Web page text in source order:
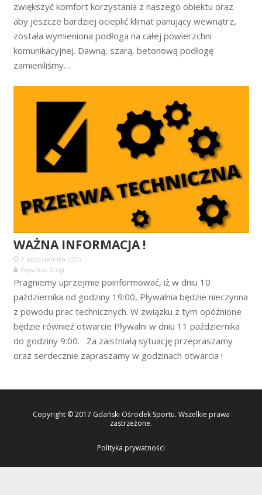
zwiększyć komfort korzystania z naszego obiektu oraz
aby jeszcze bardziej ocieplić klimat panujący wewnątrz,
została wymieniona podłoga na całej powierzchni
komunikacyjnej. Dawną, szarą, betonową podłogę
zamieniliśmy…
WAŻNA INFORMACJA !
7 października 2020
Pływalnia Stogi
Pragniemy uprzejmie poinformować, iż w dniu 10
października od godziny 19:00, Pływalnia będzie nieczynna
z powodu prac technicznych. W związku z tym opóźnione
będzie również otwarcie Pływalni w dniu 11 października
do godziny 9:00. Za zaistniałą sytuację przepraszamy
oraz serdecznie zapraszamy w godzinach otwarcia !
Copyright © 2017 Gdański Ośrodek Sportu. Wszelkie prawa
zastrzeżone.
Polityka prywatności